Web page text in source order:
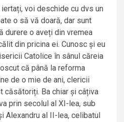
voi deschide cu dvs un
o să vă doară, dar sunt
durere o aveți din vremea
din pricina ei. Cunosc și eu
Catolice în sânul căreia
că până la reforma
de o mie de ani, clericii
căsătoriți. Ba chiar și câțiva
prin secolul al XI-lea, sub
Alexandru al II-lea, celibatul